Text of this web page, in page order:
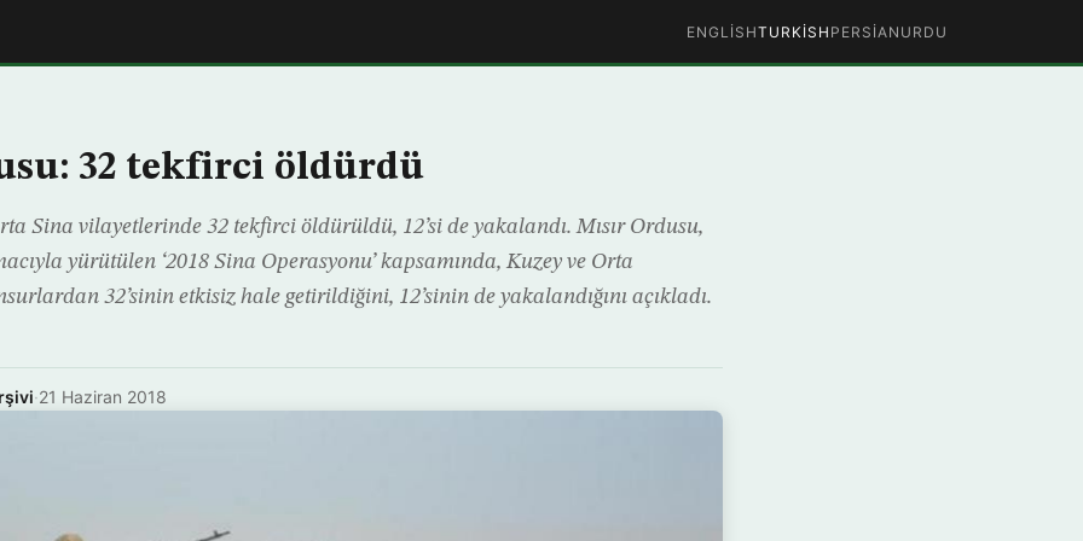
ENGLISHTURKISH PERSIAN URDU
32 tekfirci öldürdü
Sina vilayetlerinde 32 tekfirci öldürüldü, 12’si de yakalandı. Mısır Ordusu,
yürütülen ‘2018 Sina Operasyonu’ kapsamında, Kuzey ve Orta
32’sinin etkisiz hale getirildiğini, 12’sinin de yakalandığını açıkladı.
·21 Haziran 2018